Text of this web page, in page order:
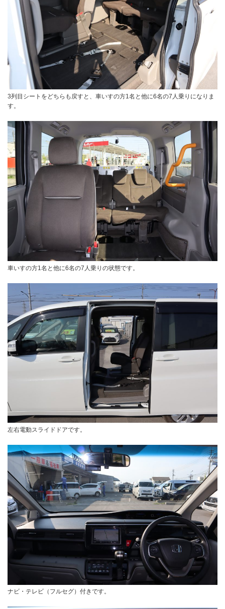
3列目シートをどちらも戻すと、車いすの方1名と他に6名の7人乗りになりま
す。
車いすの方1名と他に6名の7人乗りの状態です。
左右電動スライドドアです。
ナビ・テレビ（フルセグ）付きです。